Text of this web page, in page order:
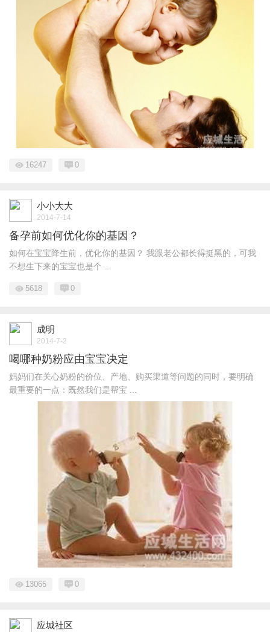
16247 0
小小大大
2014-7-14
备孕前如何优化你的基因？
如何在宝宝降生前，优化你的基因？ 我跟老公都长得挺黑的，可我
不想生下来的宝宝也是个 ...
5618 0
成明
2014-7-2
喝哪种奶粉应由宝宝决定
妈妈们在关心奶粉的价位、产地、购买渠道等问题的同时，要明确
最重要的一点：既然我们是帮宝 ...
13065 0
应城社区